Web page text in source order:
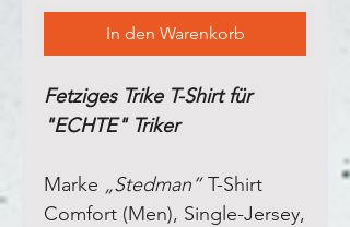
In den Warenkorb
Fetziges Trike T-Shirt für
"ECHTE" Triker
Marke „Stedman“T-Shirt
Comfort (Men), Single-Jersey,